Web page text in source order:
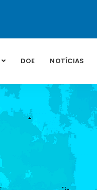
DOE NOTÍCIAS